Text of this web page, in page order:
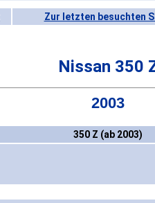
Zur letzten besuchten
Nissan 350
2003
350 Z (ab 2003)